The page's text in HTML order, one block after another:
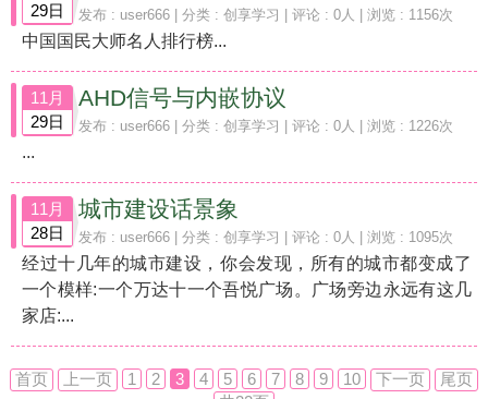
29日
发布 : user666 | 分类 : 创享学习 | 评论 : 0人 | 浏览 : 1156次
中国国民大师名人排行榜...
11月
29日
AHD信号与内嵌协议
发布 : user666 | 分类 : 创享学习 | 评论 : 0人 | 浏览 : 1226次
...
11月
28日
城市建设话景象
发布 : user666 | 分类 : 创享学习 | 评论 : 0人 | 浏览 : 1095次
经过十几年的城市建设，你会发现，所有的城市都变成了
一个模样:一个万达十一个吾悦广场。广场旁边永远有这几
家店:...
首页 上一页 1 2 3 4 5 6 7 8 9 10 下一页
尾页